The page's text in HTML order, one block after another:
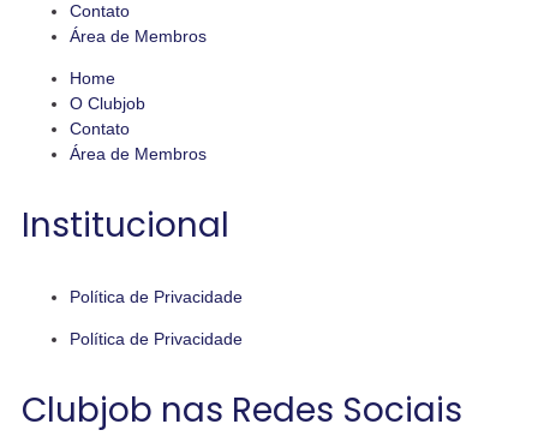
Contato
Área de Membros
Home
O Clubjob
Contato
Área de Membros
Institucional
Política de Privacidade
Política de Privacidade
Clubjob nas Redes Sociais